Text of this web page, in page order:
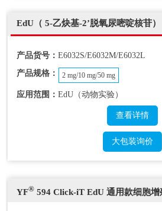
EdU（ 5-乙炔基-2’脱氧尿嘧啶核苷）
产品货号： E6032S/E6032M/E6032L
产品规格：
2 mg/10 mg/50 mg
应用范围： EdU（动物实验）
查看详情
大包装询价
YF® 594 Click-iT EdU 通用款细胞